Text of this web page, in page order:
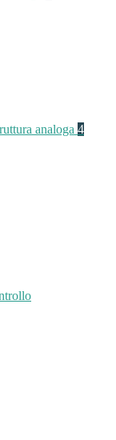
analoga 4